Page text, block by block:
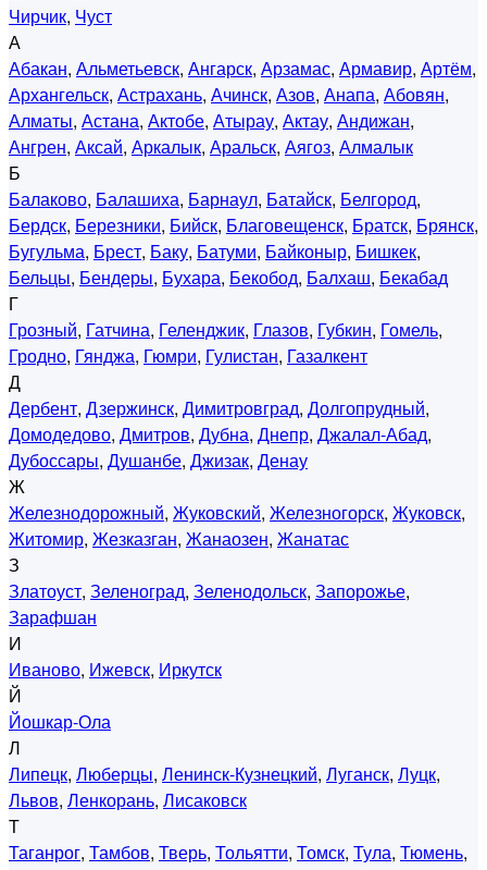
Чирчик, Чуст
А
Абакан, Альметьевск, Ангарск, Арзамас, Армавир, Артём,
Архангельск, Астрахань, Ачинск, Азов, Анапа, Абовян,
Алматы, Астана, Актобе, Атырау, Актау, Андижан,
Ангрен, Аксай, Аркалык, Аральск, Аягоз, Алмалык
Б
Балаково, Балашиха, Барнаул, Батайск, Белгород,
Бердск, Березники, Бийск, Благовещенск, Братск, Брянск,
Бугульма, Брест, Баку, Батуми, Байконыр, Бишкек,
Бельцы, Бендеры, Бухара, Бекобод, Балхаш, Бекабад
Г
Грозный, Гатчина, Геленджик, Глазов, Губкин, Гомель,
Гродно, Гянджа, Гюмри, Гулистан, Газалкент
Д
Дербент, Дзержинск, Димитровград, Долгопрудный,
Домодедово, Дмитров, Дубна, Днепр, Джалал-Абад,
Дубоссары, Душанбе, Джизак, Денау
Ж
Железнодорожный, Жуковский, Железногорск, Жуковск,
Житомир, Жезказган, Жанаозен, Жанатас
З
Златоуст, Зеленоград, Зеленодольск, Запорожье,
Зарафшан
И
Иваново, Ижевск, Иркутск
Й
Йошкар-Ола
Л
Липецк, Люберцы, Ленинск-Кузнецкий, Луганск, Луцк,
Львов, Ленкорань, Лисаковск
Т
Таганрог, Тамбов, Тверь, Тольятти, Томск, Тула, Тюмень,